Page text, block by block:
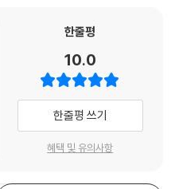
한줄평
10.0
한줄평 쓰기
혜택 및 유의사항